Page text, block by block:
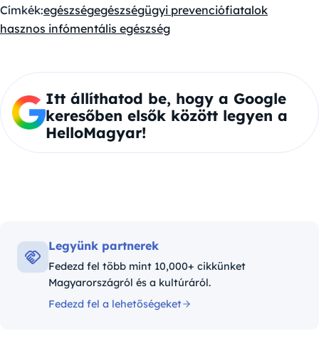
Címkék:egészségegészségügyi prevenciófiatalok
hasznos infómentális egészség
Itt állíthatod be, hogy a Google
keresőben elsők között legyen a
HelloMagyar!
Legyünk partnerek
Fedezd fel több mint 10,000+ cikkünket
Magyarországról és a kultúráról.
Fedezd fel a lehetőségeket